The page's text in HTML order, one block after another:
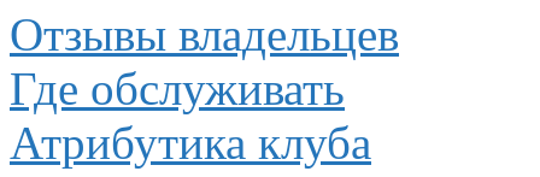
Отзывы владельцев
Где обслуживать
Атрибутика клуба